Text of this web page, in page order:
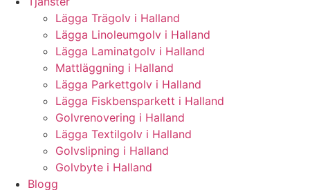
Lägga Trägolv i Halland
Lägga Linoleumgolv i Halland
Lägga Laminatgolv i Halland
Mattläggning i Halland
Lägga Parkettgolv i Halland
Lägga Fiskbensparkett i Halland
Golvrenovering i Halland
Lägga Textilgolv i Halland
Golvslipning i Halland
Golvbyte i Halland
Blogg